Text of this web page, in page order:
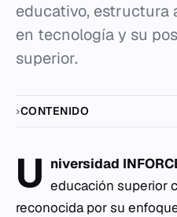
educativo, estructura
en tecnología y su
superior.
CONTENIDO
U niversidad
educación superior
reconocida por su